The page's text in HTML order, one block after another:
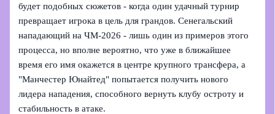
будет подобных сюжетов - когда один удачный турнир
превращает игрока в цель для грандов. Сенегальский
нападающий на ЧМ‑2026 - лишь один из примеров этого
процесса, но вполне вероятно, что уже в ближайшее
время его имя окажется в центре крупного трансфера, а
"Манчестер Юнайтед" попытается получить нового
лидера нападения, способного вернуть клубу остроту и
стабильность в атаке.